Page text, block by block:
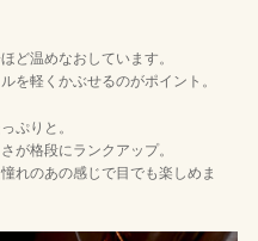
ど温めなおしています。
を軽くかぶせるのがポイント。
ぷりと。
が格段にランクアップ。
れのあの感じで目でも楽しめま